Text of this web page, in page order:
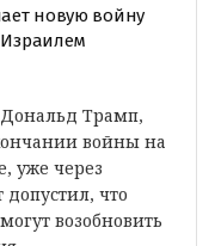
новую войну
Трамп,
войны на
уже через
что
возобновить